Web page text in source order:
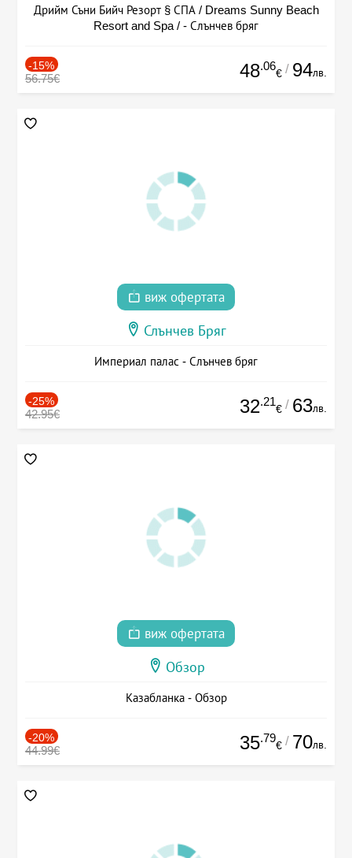
Дрийм Съни Бийч Резорт § СПА / Dreams Sunny Beach
Resort and Spa / - Слънчев бряг
-15%
56.75€ 48.06
€ / 94лв.
виж офертата
Слънчев Бряг
Империал палас - Слънчев бряг
-25%
42.95€ 32.21
€ / 63лв.
виж офертата
Обзор
Казабланка - Обзор
-20%
44.99€ 35.79
€ / 70лв.